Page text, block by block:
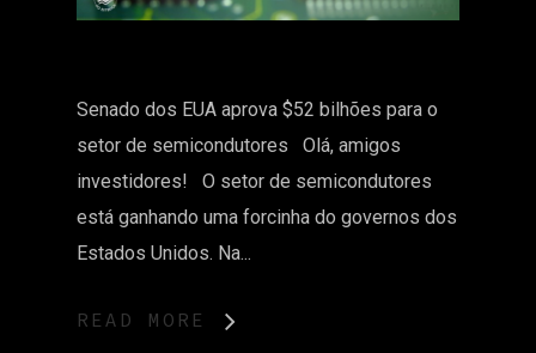
Senado dos EUA aprova $52 bilhões para o
setor de semicondutores Olá, amigos
investidores! O setor de semicondutores
está ganhando uma forcinha do governos dos
Estados Unidos. Na...
READ MORE